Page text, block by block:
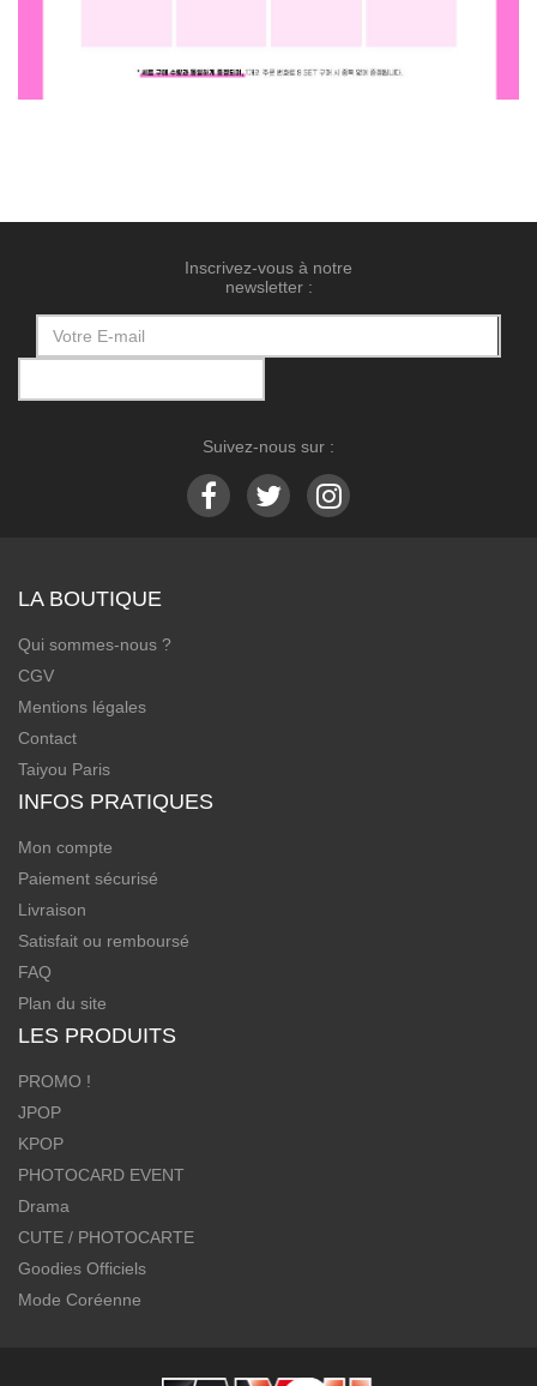
Inscrivez-vous à notre
newsletter :
Suivez-nous sur :
LA BOUTIQUE
Qui sommes-nous ?
CGV
Mentions légales
Contact
Taiyou Paris
INFOS PRATIQUES
Mon compte
Paiement sécurisé
Livraison
Satisfait ou remboursé
FAQ
Plan du site
LES PRODUITS
PROMO !
JPOP
KPOP
PHOTOCARD EVENT
Drama
CUTE / PHOTOCARTE
Goodies Officiels
Mode Coréenne